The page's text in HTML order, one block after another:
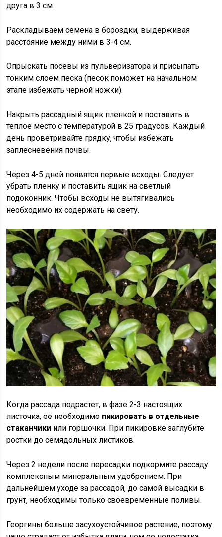
друга в 3 см.
Раскладываем семена в бороздки, выдерживая
расстояние между ними в 3-4 см.
Опрыскать посевы из пульверизатора и присыпать
тонким слоем песка (песок поможет на начальном
этапе избежать черной ножки).
Накрыть рассадный ящик пленкой и поставить в
теплое место с температурой в 25 градусов. Каждый
день проветривайте грядку, чтобы избежать
заплесневения почвы.
Через 4-5 дней появятся первые всходы. Следует
убрать пленку и поставить ящик на светлый
подоконник. Чтобы всходы не вытягивались
необходимо их содержать на свету.
Когда рассада подрастет, в фазе 2-3 настоящих
листочка, ее необходимо пикировать в отдельные
стаканчики или горшочки. При пикировке заглубите
ростки до семядольных листиков.
Через 2 недели после пересадки подкормите рассаду
комплексным минеральным удобрением. При
дальнейшем уходе за рассадой, до самой высадки в
грунт, необходимы только своевременные поливы.
Георгины больше засухоустойчивое растение, поэтому